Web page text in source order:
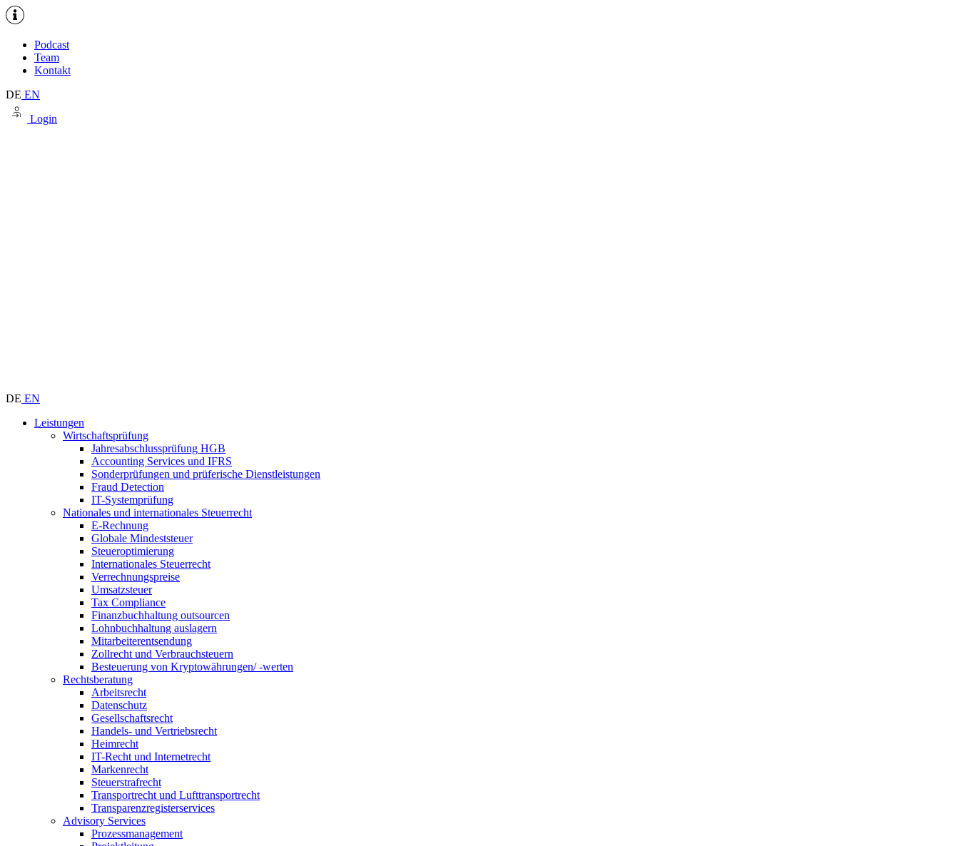
Podcast
Team
Kontakt
DE EN
Login
DE EN
Leistungen
Wirtschaftsprüfung
Jahresabschlussprüfung HGB
Accounting Services und IFRS
Sonderprüfungen und prüferische Dienstleistungen
Fraud Detection
IT-Systemprüfung
Nationales und internationales Steuerrecht
E-Rechnung
Globale Mindeststeuer
Steueroptimierung
Internationales Steuerrecht
Verrechnungspreise
Umsatzsteuer
Tax Compliance
Finanzbuchhaltung outsourcen
Lohnbuchhaltung auslagern
Mitarbeiterentsendung
Zollrecht und Verbrauchsteuern
Besteuerung von Kryptowährungen/ -werten
Rechtsberatung
Arbeitsrecht
Datenschutz
Gesellschaftsrecht
Handels- und Vertriebsrecht
Heimrecht
IT-Recht und Internetrecht
Markenrecht
Steuerstrafrecht
Transportrecht und Lufttransportrecht
Transparenzregisterservices
Advisory Services
Prozessmanagement